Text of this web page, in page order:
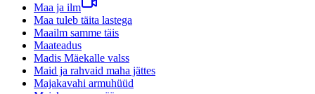
Maa ja ilm
Maa tuleb täita lastega
Maailm samme täis
Maateadus
Madis Mäekalle valss
Maid ja rahvaid maha jättes
Majakavahi armuhüüd